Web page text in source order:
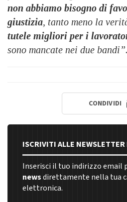
non abbiamo bisogno di
giustizia, tanto meno la
tutele migliori per i
sono mancate nei due bandi”.
CONDIVIDI
ISCRIVITI ALLE NEWSLETTER
Inserisci il tuo indirizzo email
newsdirettamente nella tua
elettronica.